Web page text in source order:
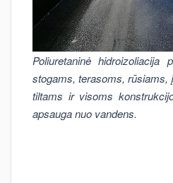
Poliuretaninė hidroizoliacija
stogams, terasoms, rūsiams,
tiltams ir visoms
apsauga nuo vandens.